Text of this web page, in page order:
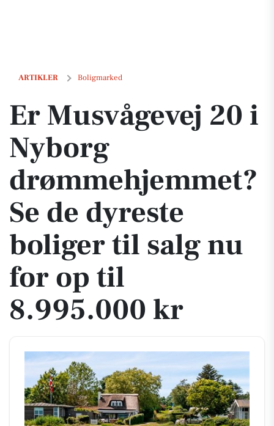
ARTIKLER Boligmarked
Er Musvågevej 20 i Nyborg drømmehjemmet? Se de dyreste boliger
Er Musvågevej 20 i
Nyborg
drømmehjemmet?
Se de dyreste
boliger til salg nu
for op til
8.995.000 kr